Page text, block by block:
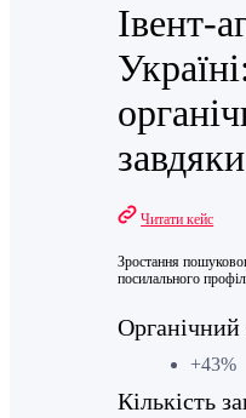
Івент-
Читати кейс
Зростання
посилального
Органічний
+43%
Кількість